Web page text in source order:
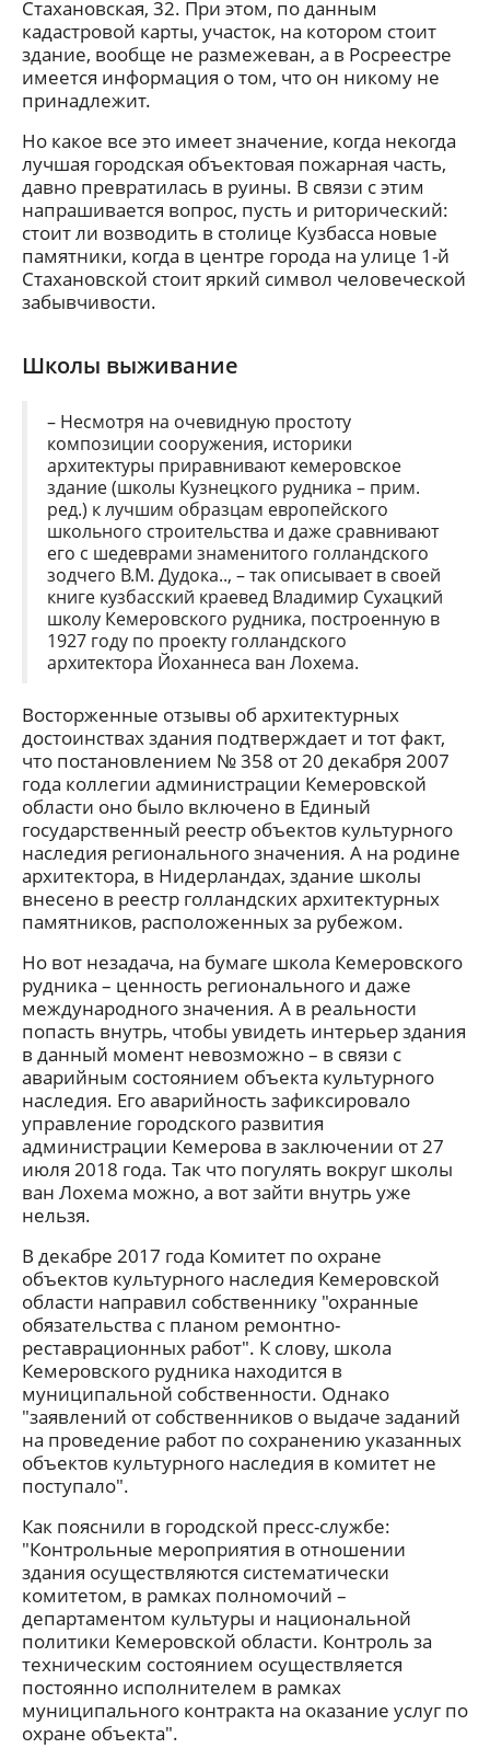
Стахановская, 32. При этом, по данным
кадастровой карты, участок, на котором стоит
здание, вообще не размежеван, а в Росреестре
имеется информация о том, что он никому не
принадлежит.
Но какое все это имеет значение, когда некогда
лучшая городская объектовая пожарная часть,
давно превратилась в руины. В связи с этим
напрашивается вопрос, пусть и риторический:
стоит ли возводить в столице Кузбасса новые
памятники, когда в центре города на улице 1-й
Стахановской стоит яркий символ человеческой
забывчивости.
Школы выживание
– Несмотря на очевидную простоту
композиции сооружения, историки
архитектуры приравнивают кемеровское
здание (школы Кузнецкого рудника – прим.
ред.) к лучшим образцам европейского
школьного строительства и даже сравнивают
его с шедеврами знаменитого голландского
зодчего В.М. Дудока.., – так описывает в своей
книге кузбасский краевед Владимир Сухацкий
школу Кемеровского рудника, построенную в
1927 году по проекту голландского
архитектора Йоханнеса ван Лохема.
Восторженные отзывы об архитектурных
достоинствах здания подтверждает и тот факт,
что постановлением № 358 от 20 декабря 2007
года коллегии администрации Кемеровской
области оно было включено в Единый
государственный реестр объектов культурного
наследия регионального значения. А на родине
архитектора, в Нидерландах, здание школы
внесено в реестр голландских архитектурных
памятников, расположенных за рубежом.
Но вот незадача, на бумаге школа Кемеровского
рудника – ценность регионального и даже
международного значения. А в реальности
попасть внутрь, чтобы увидеть интерьер здания
в данный момент невозможно – в связи с
аварийным состоянием объекта культурного
наследия. Его аварийность зафиксировало
управление городского развития
администрации Кемерова в заключении от 27
июля 2018 года. Так что погулять вокруг школы
ван Лохема можно, а вот зайти внутрь уже
нельзя.
В декабре 2017 года Комитет по охране
объектов культурного наследия Кемеровской
области направил собственнику "охранные
обязательства с планом ремонтно-
реставрационных работ". К слову, школа
Кемеровского рудника находится в
муниципальной собственности. Однако
"заявлений от собственников о выдаче заданий
на проведение работ по сохранению указанных
объектов культурного наследия в комитет не
поступало".
Как пояснили в городской пресс-службе:
"Контрольные мероприятия в отношении
здания осуществляются систематически
комитетом, в рамках полномочий –
департаментом культуры и национальной
политики Кемеровской области. Контроль за
техническим состоянием осуществляется
постоянно исполнителем в рамках
муниципального контракта на оказание услуг по
охране объекта".